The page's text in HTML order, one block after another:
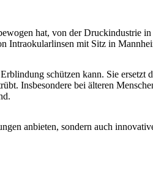
hat, von der Druckindustrie
Intraokularlinsen mit Sitz in
schützen kann. Sie
Insbesondere bei älteren
anbieten, sondern auch